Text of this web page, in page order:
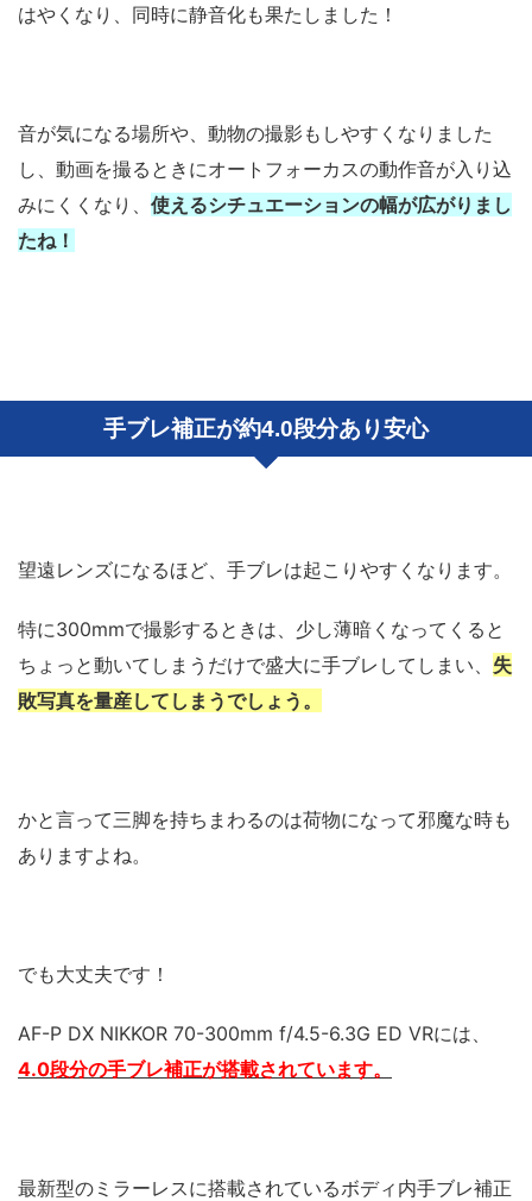
はやくなり、同時に静音化も果たしました！
音が気になる場所や、動物の撮影もしやすくなりました
し、動画を撮るときにオートフォーカスの動作音が入り込
みにくくなり、 使えるシチュエーションの幅が広がりまし
たね！
手ブレ補正が約4.0段分あり安心
望遠レンズになるほど、手ブレは起こりやすくなります。
特に300mmで撮影するときは、少し薄暗くなってくると
ちょっと動いてしまうだけで盛大に手ブレしてしまい、 失
敗写真を量産してしまうでしょう。
かと言って三脚を持ちまわるのは荷物になって邪魔な時も
ありますよね。
でも大丈夫です！
AF-P DX NIKKOR 70-300mm f/4.5-6.3G ED VRには、
4.0段分の手ブレ補正が搭載されています。
最新型のミラーレスに搭載されているボディ内手ブレ補正